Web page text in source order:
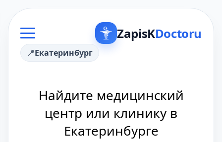
ZapisKDoctoru
Екатеринбург
Найдите медицинский
центр или клинику в
Екатеринбурге